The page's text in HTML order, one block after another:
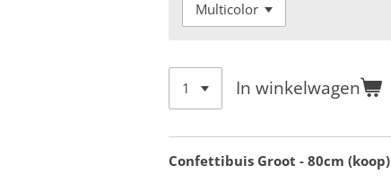
In winkelwagen
Confettibuis Groot - 80cm (koop)